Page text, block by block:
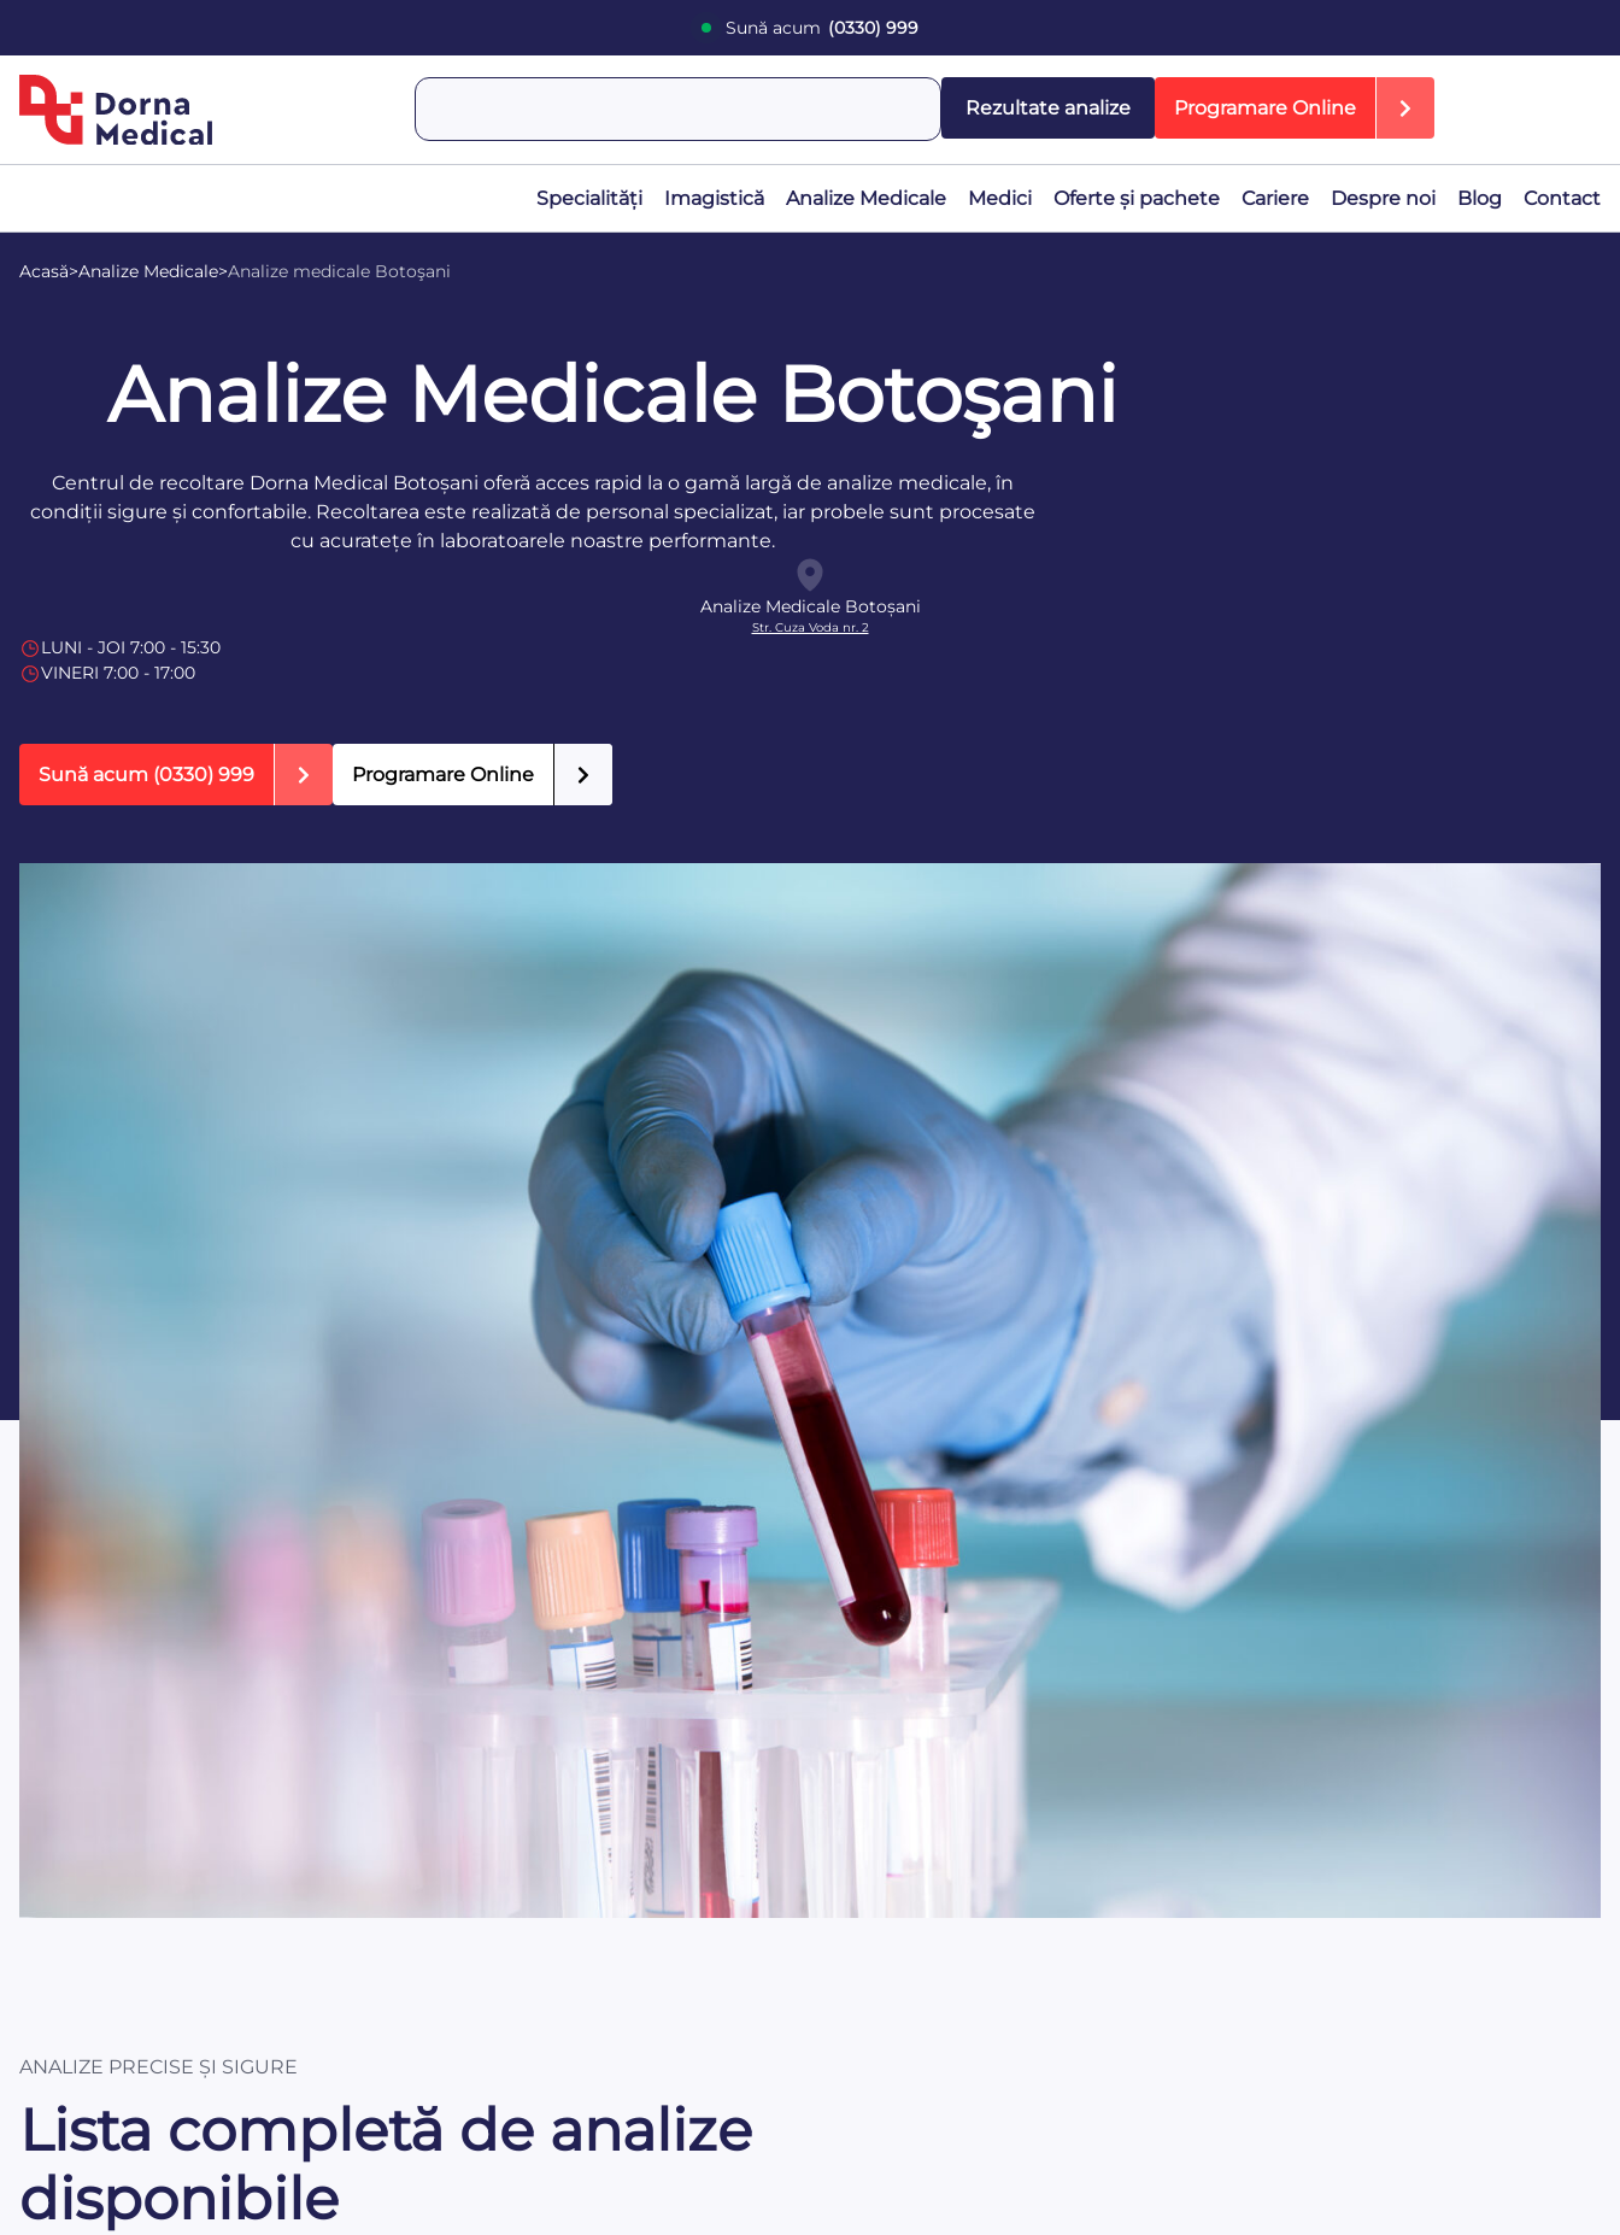
Sună acum (0330) 999
Rezultate analize Programare Online
Specialități Imagistică Analize Medicale Medici Oferte și pachete Cariere Despre noi Blog Contact
Acasă>Analize Medicale>Analize medicale Botoşani
Analize Medicale Botoşani
Centrul de recoltare Dorna Medical Botoșani oferă acces rapid la o gamă largă de analize medicale, în
condiții sigure și confortabile. Recoltarea este realizată de personal specializat, iar probele sunt procesate
cu acuratețe în laboratoarele noastre performante.
Analize Medicale Botoșani
Str. Cuza Voda nr. 2
LUNI - JOI 7:00 - 15:30
VINERI 7:00 - 17:00
Sună acum (0330) 999 Programare Online
ANALIZE PRECISE ȘI SIGURE
Lista completă de analize
disponibile